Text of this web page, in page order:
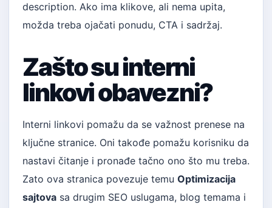
description. Ako ima klikove, ali nema upita,
možda treba ojačati ponudu, CTA i sadržaj.
Zašto su interni
linkovi obavezni?
Interni linkovi pomažu da se važnost prenese na
ključne stranice. Oni takođe pomažu korisniku da
nastavi čitanje i pronađe tačno ono što mu treba.
Zato ova stranica povezuje temu Optimizacija
sajtova sa drugim SEO uslugama, blog temama i